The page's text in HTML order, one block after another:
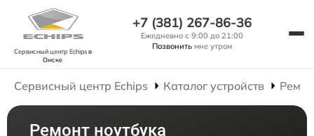
Сервисный центр Echipsв
Омске
+7 (381) 267-86-36
Ежедневно с 9:00 до 21:00
Позвонить мне утром
Сервисный центр Echips Каталог устройств
Ремонт ноутбука